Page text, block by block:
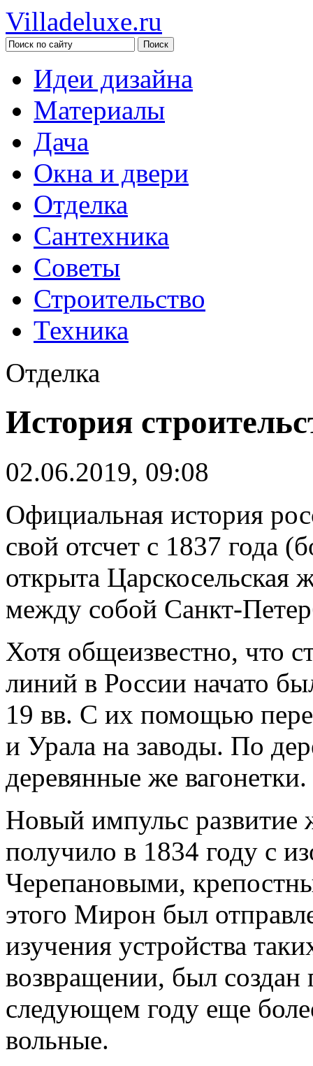
Villadeluxe.ru
Идеи дизайна
Материалы
Дача
Окна и двери
Отделка
Сантехника
Советы
Строительство
Техника
Отделка
История
02.06.2019, 09:08
Официальная история
свой отсчет с 1837 года
открыта Царскосельская
между собой Санкт-
Хотя общеизвестно, что
линий в России начато
19 вв. С их помощью
и Урала на заводы. По
деревянные же вагонетки.
Новый импульс развитие
получило в 1834 году с
Черепановыми,
этого Мирон был
изучения устройства
возвращении, был создан
следующем году еще
вольные.